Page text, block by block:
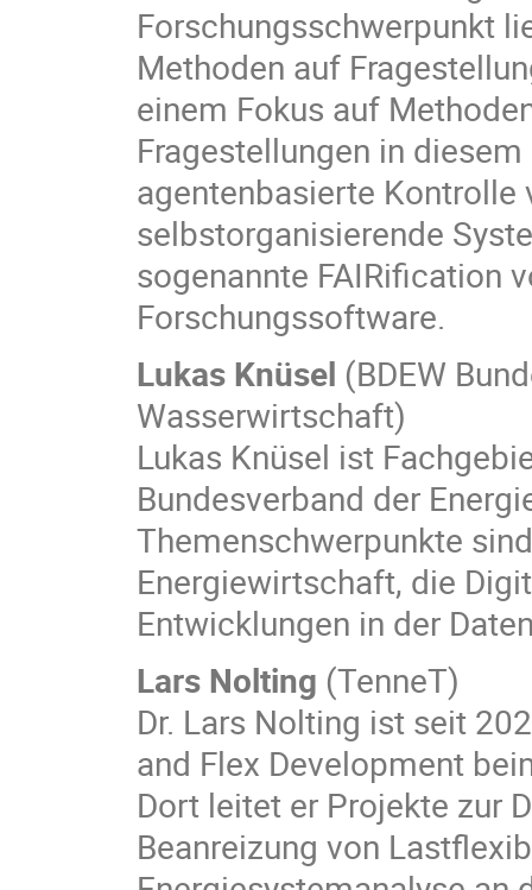
Forschungsschwerpunkt
Methoden auf
einem Fokus auf
Fragestellungen in
agentenbasierte Kontrolle
selbstorganisierende
sogenannte FAIRification
Forschungssoftware.
Lukas Knüsel (BDEW
Wasserwirtschaft)
Lukas Knüsel ist
Bundesverband der
Themenschwerpunkte
Energiewirtschaft, die
Entwicklungen in der
Lars Nolting (TenneT)
Dr. Lars Nolting ist seit
and Flex Development
Dort leitet er Projekte zur
Beanreizung von